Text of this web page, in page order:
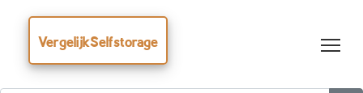
VergelijkSelfstorage